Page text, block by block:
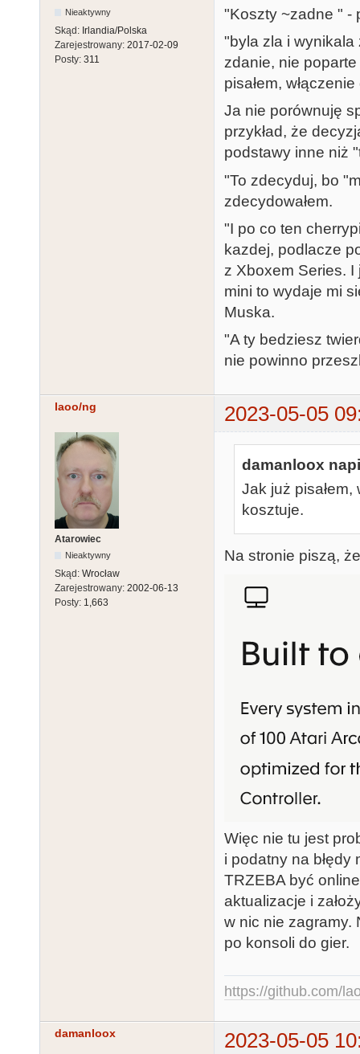
Nieaktywny
Skąd: Irlandia/Polska
Zarejestrowany: 2017-02-09
Posty: 311
"Koszty ~zadne " -
"byla zla i wynikala
zdanie, nie
pisałem,
Ja nie porównuję
przykład, że
podstawy inne niż
"To zdecyduj, bo
zdecydowałem.
"I po co ten
kazdej, podlacze
z Xboxem Series.
mini to wydaje mi
Muska.
"A ty bedziesz
nie powinno
laoo/ng 2023-05-05
Atarowiec
Nieaktywny
Skąd: Wrocław
Zarejestrowany: 2002-06-13
Posty: 1,663
damanloox
Jak już pisałem,
kosztuje.
Na stronie piszą,
Więc nie tu jest
i podatny na
TRZEBA być
aktualizacje i
w nic nie zagramy.
po konsoli do gier.
https://github.com/
damanloox
2023-05-05